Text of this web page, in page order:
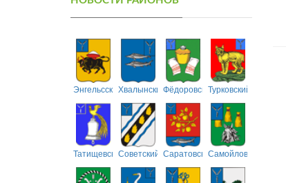
ЭнгельсскийХвалынскийФёдоровскийТурковский
ТатищевскийСоветский СаратовскийСамойловский